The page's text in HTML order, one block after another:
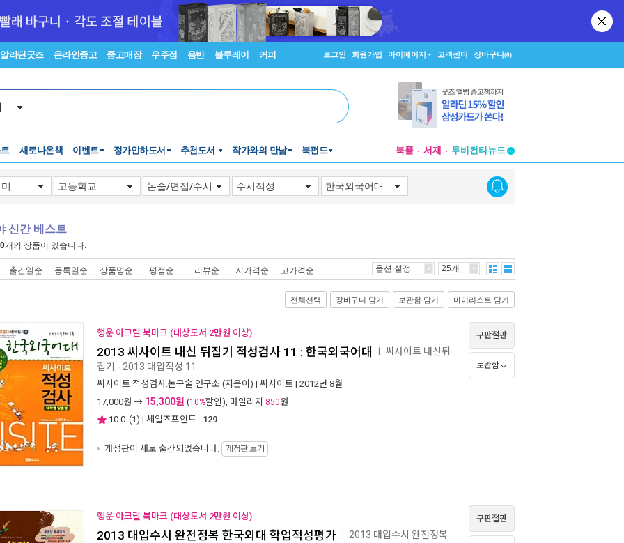
알라딘굿즈 온라인중고 중고매장 우주점 음반 블루레이 커피 로그인 회원가입 마이페이지 고객센터 장바구니(0)
새로나온책 이벤트 정가인하도서 추천도서 작가와의 만남 북펀드 북플 서재
투비컨티뉴드
투비컨티뉴드
신간 베스트
개의 상품이 있습니다.
출간일순 등록일순 상품명순 평점순 리뷰순 저가격순 고가격순 옵션 설정 25개
전체선택 장바구니 담기 보관함 담기 마이리스트 담기
행운 아크릴 북마크 (대상도서 2만원 이상)
2013 씨사이트 내신 뒤집기 적성검사 11 : 한국외국어대 씨사이트 내신뒤
집기 - 2013 대입적성 11
씨사이트 적성검사.논구술 연구소 (지은이) | 씨사이트 | 2012년 8월
17,000원 → 15,300원 (10%할인), 마일리지 850원
10.0 (1) | 세일즈포인트 : 129
개정판이 새로 출간되었습니다. 개정판 보기
구판절판
보관함
행운 아크릴 북마크 (대상도서 2만원 이상)
2013 대입수시 완전정복 한국외대 학업적성평가 2013 대입수시 완전정복
구판절판